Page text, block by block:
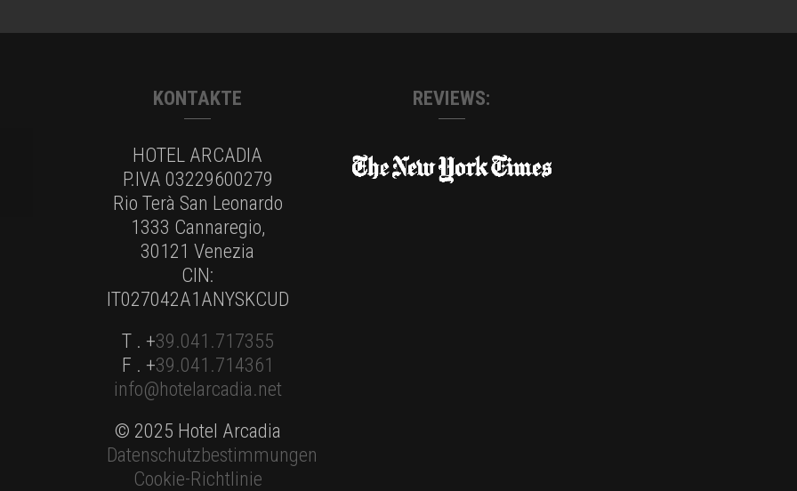
KONTAKTE
HOTEL ARCADIA
P.IVA 03229600279
Rio Terà San Leonardo
1333 Cannaregio,
30121 Venezia
CIN:
IT027042A1ANYSKCUD
T . +39.041.717355
F . +39.041.714361
info@hotelarcadia.net
© 2025 Hotel Arcadia
Datenschutzbestimmungen
Cookie-Richtlinie
REVIEWS: